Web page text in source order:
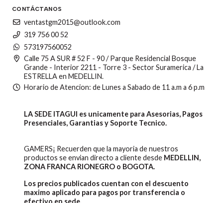
CONTÁCTANOS
ventastgm2015@outlook.com
319 756 00 52
573197560052
Calle 75 A SUR # 52 F - 90 / Parque Residencial Bosque
Grande - Interior 2211 - Torre 3 - Sector Suramerica / La
ESTRELLA en MEDELLIN.
Horario de Atencion: de Lunes a Sabado de 11 a.m a 6 p.m
LA SEDE ITAGUI es unicamente para Asesorias, Pagos
Presenciales, Garantias y Soporte Tecnico.
GAMERS¡ Recuerden que la mayoria de nuestros
productos se envian directo a cliente desde MEDELLIN,
ZONA FRANCA RIONEGRO o BOGOTA.
Los precios publicados cuentan con el descuento
maximo aplicado para pagos por transferencia o